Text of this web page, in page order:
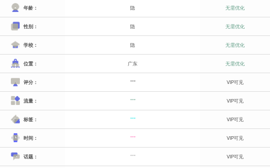
年龄： 隐 无需优化
性别： 隐 无需优化
学校： 隐 无需优化
位置： 广东 无需优化
评分： *** VIP可见
流量： *** VIP可见
标签： *** VIP可见
时间： *** VIP可见
话题： *** VIP可见